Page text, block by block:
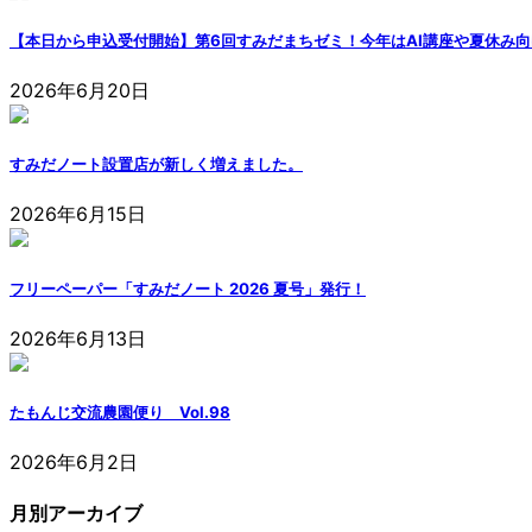
【本日から申込受付開始】第6回すみだまちゼミ！今年はAI講座や夏休み
2026年6月20日
すみだノート設置店が新しく増えました。
2026年6月15日
フリーペーパー「すみだノート 2026 夏号」発行！
2026年6月13日
たもんじ交流農園便り Vol.98
2026年6月2日
月別アーカイブ